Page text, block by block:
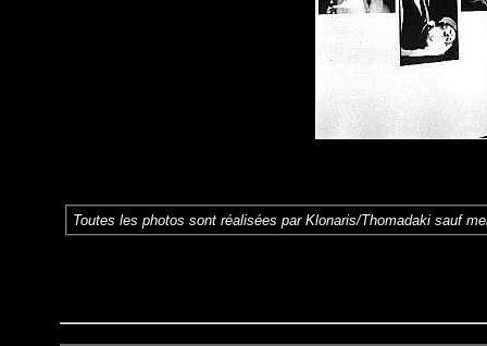
Toutes les photos sont réalisées par Klonaris/Thomadaki sauf